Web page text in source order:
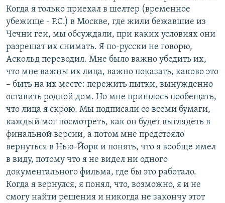
Когда я только приехал в шелтер (временное
убежище - Р.С.) в Москве, где жили бежавшие из
Чечни геи, мы обсуждали, при каких условиях они
разрешат их снимать. Я по-русски не говорю,
Аскольд переводил. Мне было важно убедить их,
что мне важны их лица, важно показать, каково это
– быть на их месте: пережить пытки, вынужденно
оставить родной дом. Но мне пришлось пообещать,
что лица я скрою. Мы подписали со всеми бумаги,
каждый мог посмотреть, как он будет выглядеть в
финальной версии, а потом мне предстояло
вернуться в Нью-Йорк и понять, что я вообще имел
в виду, потому что я не видел ни одного
документального фильма, где бы это работало.
Когда я вернулся, я понял, что, возможно, я и не
смогу найти решения и никогда не закончу этот